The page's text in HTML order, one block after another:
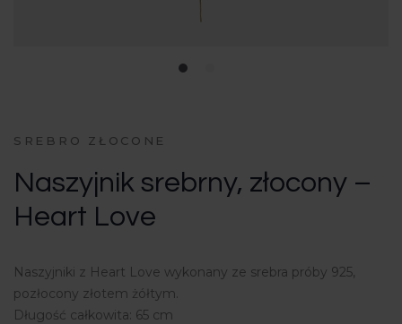
SREBRO ZŁOCONE
Naszyjnik srebrny, złocony –
Heart Love
Naszyjniki z Heart Love wykonany ze srebra próby 925,
pozłocony złotem żółtym.
Długość całkowita: 65 cm